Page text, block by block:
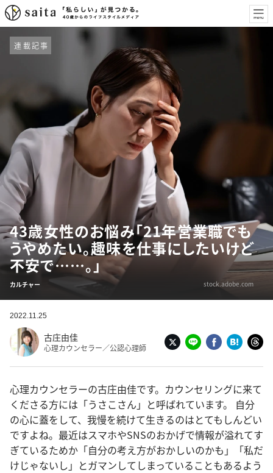
連載記事
43歳女性のお悩み「21年営業職でも
うやめたい。趣味を仕事にしたいけど
不安で……。」
カルチャー stock.adobe.com
2022.11.25
古庄由佳
心理カウンセラー／公認心理師
心理カウンセラーの古庄由佳です。カウンセリングに来て
くださる方には「うさこさん」と呼ばれています。 自分
の心に蓋をして、我慢を続けて生きるのはとてもしんどい
ですよね。最近はスマホやSNSのおかげで情報が溢れてす
ぎているためか「自分の考え方がおかしいのかも」「私だ
けじゃないし」とガマンしてしまっていることもあるよう